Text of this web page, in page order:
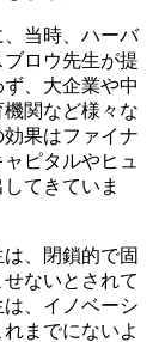
当時、ハーバ
ロウ先生が提
、大企業や中
関など様々な
果はファイナ
ピタルやヒュ
てきていま
、閉鎖的で固
ないとされて
、イノベーシ
までにないよ